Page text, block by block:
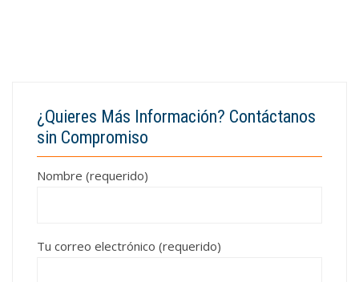
¿Quieres Más Información? Contáctanos
sin Compromiso
Nombre (requerido)
Tu correo electrónico (requerido)